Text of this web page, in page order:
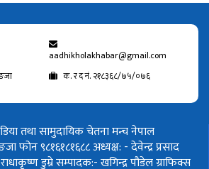
aadhikholakhabar@gmail.com
क. र द नं. २१८३६८/७५/०७६
तथा सामुदायिक चेतना मन्च नेपाल
फोन ९८१६१८१६८८अध्यक्ष: - देवेन्द्र प्रसाद
डुम्रेसम्पादक:- खगिन्द्र पौडेलग्राफिक्स